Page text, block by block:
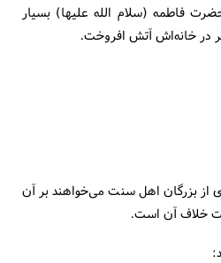
فاطمه (سلام الله علیها) بسیار
در خانه‌اش آتش افروخت.
از بزرگان اهل سنت می‌خواهند بر آن
خلاف آن است.